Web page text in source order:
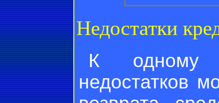
Недостатки
К одному
недостатков